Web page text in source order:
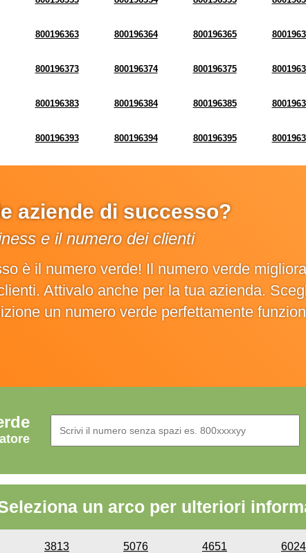
800196363 800196364 800196365
800196373 800196374 800196375
800196383 800196384 800196385
800196393 800196394 800196395
aziende di successo?
e il numero dei clienti
è il numero verde! Il numero verde
Attivalo anche per la tua azienda.
un numero verde perfettamente
un arco per ulteriori
3813 5076 4651 6024